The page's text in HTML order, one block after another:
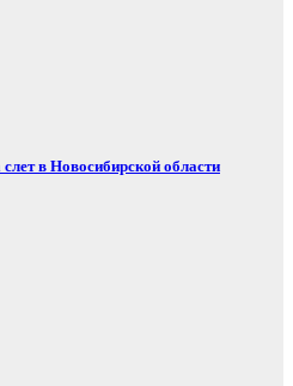
в Новосибирской области